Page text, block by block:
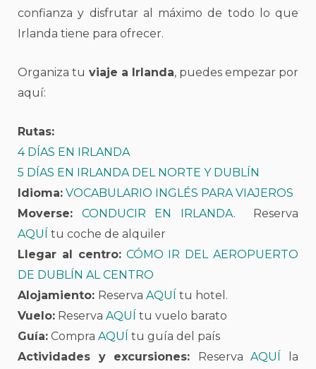
confianza y disfrutar al máximo de todo lo que
Irlanda tiene para ofrecer.
Organiza tu viaje a Irlanda, puedes empezar por
aquí:
Rutas:
4 DÍAS EN IRLANDA
5 DÍAS EN IRLANDA DEL NORTE Y DUBLÍN
Idioma: VOCABULARIO INGLÉS PARA VIAJEROS
Moverse:
CONDUCIR EN IRLANDA. Reserva
AQUÍ tu coche de alquiler
Llegar al centro: CÓMO IR DEL AEROPUERTO
DE DUBLÍN AL CENTRO
Alojamiento: Reserva AQUÍ tu hotel.
Vuelo: Reserva AQUÍ tu vuelo barato
Guía: Compra AQUÍ tu guía del país
Actividades y excursiones: ReservaAQUÍ
la